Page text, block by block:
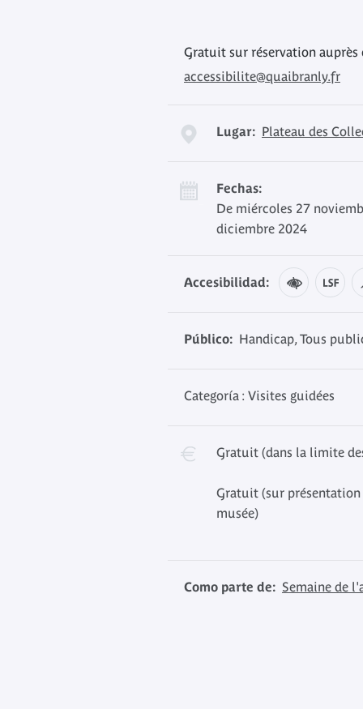
Gratuit sur réservation auprès
accessibilite@quaibranly.fr
Lugar: Plateau des
Fechas:
De miércoles 27
diciembre 2024
Accesibilidad:
Público: Handicap, Tous
Categoría : Visites guidées
Gratuit (dans la limite
Gratuit (sur
musée)
Como parte de: Semaine de